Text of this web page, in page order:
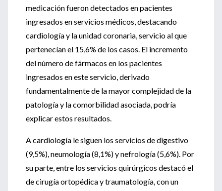
medicación fueron detectados en pacientes
ingresados en servicios médicos, destacando
cardiología y la unidad coronaria, servicio al que
pertenecían el 15,6% de los casos. El incremento
del número de fármacos en los pacientes
ingresados en este servicio, derivado
fundamentalmente de la mayor complejidad de la
patología y la comorbilidad asociada, podría
explicar estos resultados.
A cardiología le siguen los servicios de digestivo
(9,5%), neumología (8,1%) y nefrología (5,6%). Por
su parte, entre los servicios quirúrgicos destacó el
de cirugía ortopédica y traumatología, con un